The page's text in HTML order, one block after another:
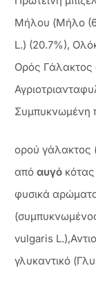
Μήλου (Μήλο
L.) (20.7%),
Ορός Γάλακτος
Συμπυκνωμένη
ορού γάλακτος
από αυγό
φυσικά
vulgaris
γλυκαντικό